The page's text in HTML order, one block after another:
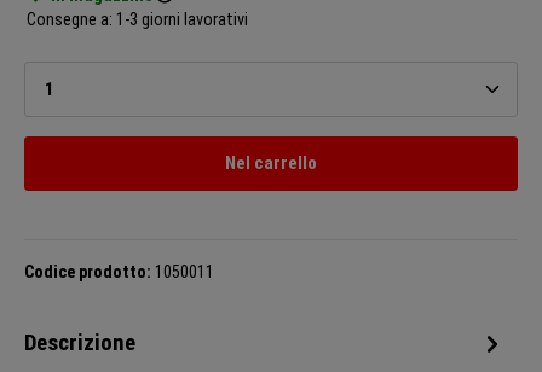
Consegne a: 1-3 giorni lavorativi
Quantità del prodotto: inserisci la quantità desiderata o
Nel carrello
Codice prodotto: 1050011
Descrizione